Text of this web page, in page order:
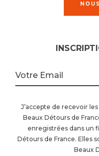
Votre Email
J’accepte de recevoir
Beaux Détours de
enregistrées dans un
Détours de France. Elles
Beaux